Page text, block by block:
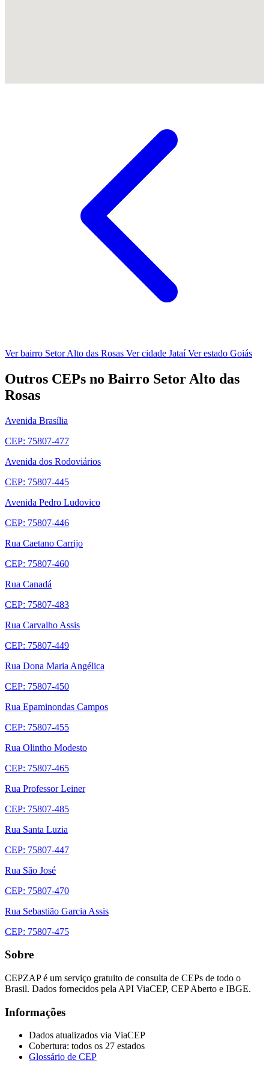
Ver bairro Setor Alto das Rosas Ver cidade JataíVer estado Goiás
Outros CEPs no Bairro Setor Alto das
Rosas
Avenida Brasília
CEP: 75807-477
Avenida dos Rodoviários
CEP: 75807-445
Avenida Pedro Ludovico
CEP: 75807-446
Rua Caetano Carrijo
CEP: 75807-460
Rua Canadá
CEP: 75807-483
Rua Carvalho Assis
CEP: 75807-449
Rua Dona Maria Angélica
CEP: 75807-450
Rua Epaminondas Campos
CEP: 75807-455
Rua Olintho Modesto
CEP: 75807-465
Rua Professor Leiner
CEP: 75807-485
Rua Santa Luzia
CEP: 75807-447
Rua São José
CEP: 75807-470
Rua Sebastião Garcia Assis
CEP: 75807-475
Sobre
CEPZAP é um serviço gratuito de consulta de CEPs de todo o
Brasil. Dados fornecidos pela API ViaCEP, CEP Aberto e IBGE.
Informações
Dados atualizados via ViaCEP
Cobertura: todos os 27 estados
Glossário de CEP